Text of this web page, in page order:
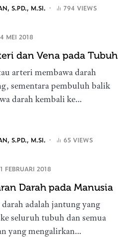
S.PD., M.SI. 794 VIEWS
MEI 2018
dan Vena pada Tubuh
arteri membawa darah
sementara pembuluh balik
darah kembali ke…
S.PD., M.SI. 65 VIEWS
FEBRUARI 2018
Darah pada Manusia
adalah jantung yang
seluruh tubuh dan semua
yang mengalirkan…